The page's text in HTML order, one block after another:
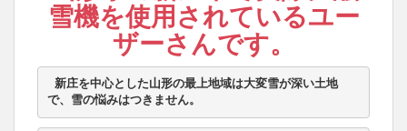
雪機を使用されているユー
ザーさんです。
で、雪の悩みはつきません。